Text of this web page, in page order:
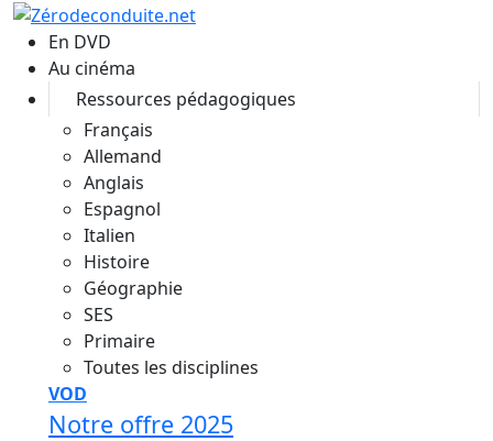
Aller au contenu principal
En DVD
Au cinéma
Ressources pédagogiques
Français
Allemand
Anglais
Espagnol
Italien
Histoire
Géographie
SES
Primaire
Toutes les disciplines
VOD
Notre offre 2025